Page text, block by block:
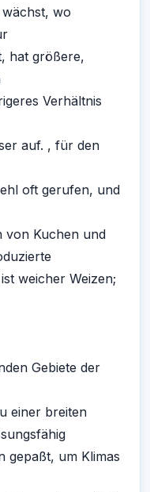
wo
hat größere,
Verhältnis
auf. , für den
oft gerufen, und
von Kuchen und
weicher Weizen;
Gebiete der
einer breiten
gepaßt, um Klimas